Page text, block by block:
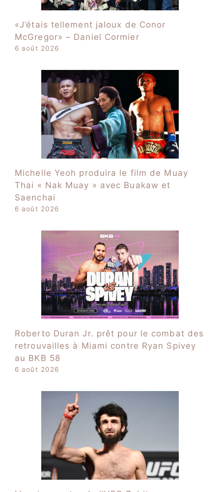
«J’étais tellement jaloux de Conor
McGregor» – Daniel Cormier
6 août 2026
Michelle Yeoh produira le film de Muay
Thai « Nak Muay » avec Buakaw et
Saenchai
6 août 2026
Roberto Duran Jr. prêt pour le combat des
retrouvailles à Miami contre Ryan Spivey
au BKB 58
6 août 2026